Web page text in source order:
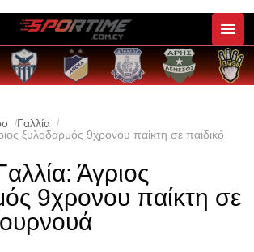
Γαλλία
ξυλοδαρμός 9χρονου παίκτη σε παιδικό
Άγριος
9χρονου παίκτη σε